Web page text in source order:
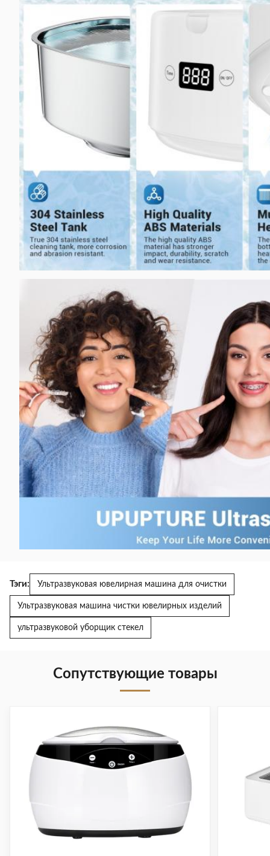
Тэги: Ультразвуковая ювелирная машина для очистки
Ультразвуковая машина чистки ювелирных изделий
ультразвуковой уборщик стекел
Сопутствующие товары